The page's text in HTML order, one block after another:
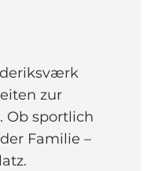
zur
Ob sportlich
Familie –